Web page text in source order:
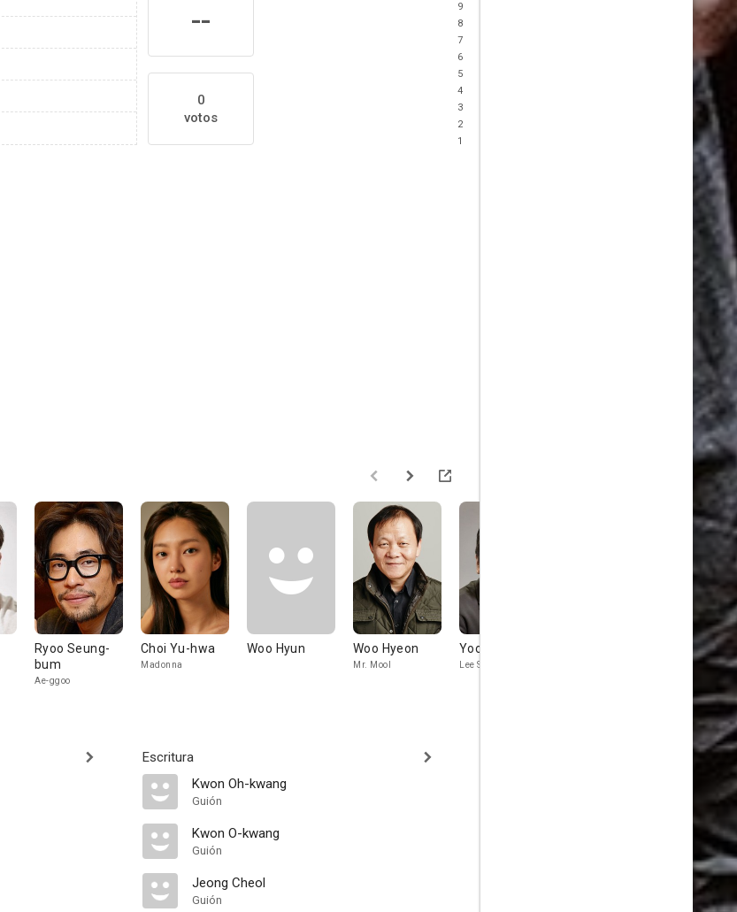
--
0
votos
9
8
7
6
5
4
3
2
1
Ryoo Seung-
bum
Ae-ggoo
Choi Yu-hwa
Madonna
Woo Hyun Woo Hyeon
Mr. Mool
Yoon Je-moon
Lee Sang-moo
Kwon
Mr. Kwon
Escritura
Kwon Oh-kwang
Guión
Kwon O-kwang
Guión
Jeong Cheol
Guión